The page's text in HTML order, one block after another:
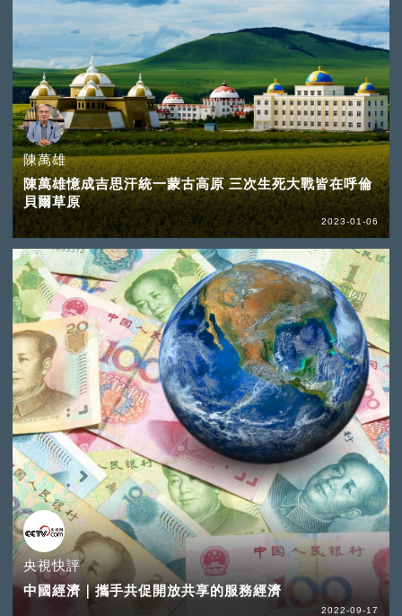
陳萬雄
陳萬雄憶成吉思汗統一蒙古高原 三次生死大戰皆在呼倫
貝爾草原
2023-01-06
央視快評
中國經濟｜攜手共促開放共享的服務經濟
2022-09-17